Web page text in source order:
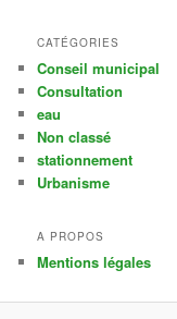
CATÉGORIES
Conseil municipal
Consultation
eau
Non classé
stationnement
Urbanisme
A PROPOS
Mentions légales